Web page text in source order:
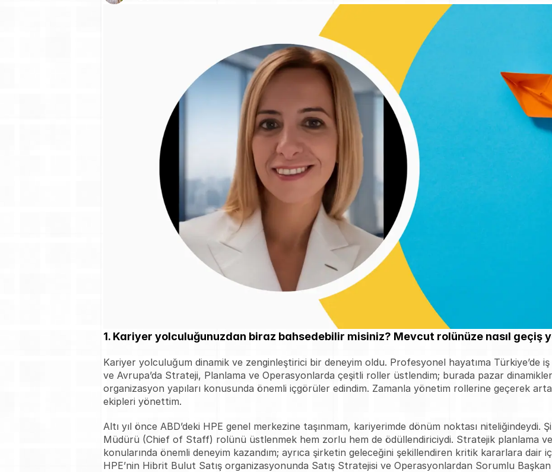
1. Kariyer yolculuğunuzdan biraz bahsedebilir misiniz? Mevcut rolünüze nasıl geçiş
Kariyer yolculuğum dinamik ve zenginleştirici bir deneyim oldu. Profesyonel hayatıma Türkiye’de iş
ve Avrupa’da Strateji, Planlama ve Operasyonlarda çeşitli roller üstlendim; burada pazar
organizasyon yapıları konusunda önemli içgörüler edindim. Zamanla yönetim rollerine geçerek
ekipleri yönettim.
Altı yıl önce ABD’deki HPE genel merkezine taşınmam, kariyerimde dönüm noktası niteliğindeydi.
Müdürü (Chief of Staff) rolünü üstlenmek hem zorlu hem de ödüllendiriciydi. Stratejik planlama
konularında önemli deneyim kazandım; ayrıca şirketin geleceğini şekillendiren kritik kararlara dair
HPE’nin Hibrit Bulut Satış organizasyonunda Satış Stratejisi ve Operasyonlardan Sorumlu Başkan